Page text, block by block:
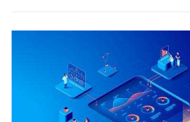
要做一个企业网站。应该建一个什么样的企
个方面。 一、企业网站的定位。 企业
一定要对这个网站的目的做